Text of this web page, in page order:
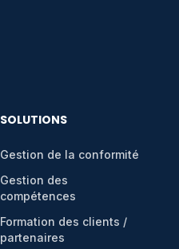
SOLUTIONS
Gestion de la conformité
Gestion des
compétences
Formation des clients /
partenaires